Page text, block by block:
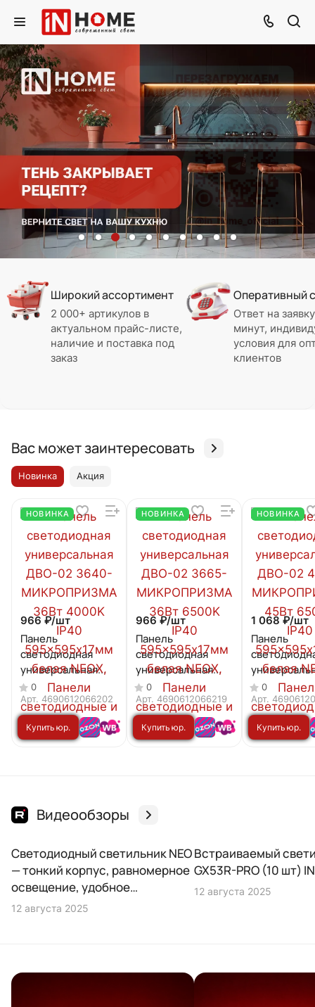
Широкий ассортимент
2 000+ артикулов в
актуальном прайс-листе,
наличие и поставка под
заказ
Оперативный
Ответ на
минут,
условия для
клиентов
Вас может заинтересовать
Новинка Акция
НОВИНКА
966 ₽/шт
Панель
светодиодная
универсальная
ДВО-02 3640-
МИКРОПРИЗМА
36Вт 4000K IP40
595x595х17мм
белая NEOX
0
Арт. 4690612066202
Купить юр.
НОВИНКА
966 ₽/шт
Панель
светодиодная
универсальная
ДВО-02 3665-
МИКРОПРИЗМА
36Вт 6500K IP40
595x595х17мм
белая NEOX
0
Арт. 4690612066219
Купить юр.
НОВИНКА
1 068 ₽/шт
Панель
ДВО-02
45Вт 6500K
белая NEOX
0
Арт.
Купить юр.
Видеообзоры
Светодиодный светильник NEO
— тонкий корпус, равномерное
освещение, удобное
крепление
12 августа 2025
Встраиваемый
GX53R-PRO (10 шт)
12 августа 2025